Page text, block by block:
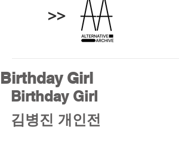
>>
Birthday Girl
Birthday Girl
김병진 개인전